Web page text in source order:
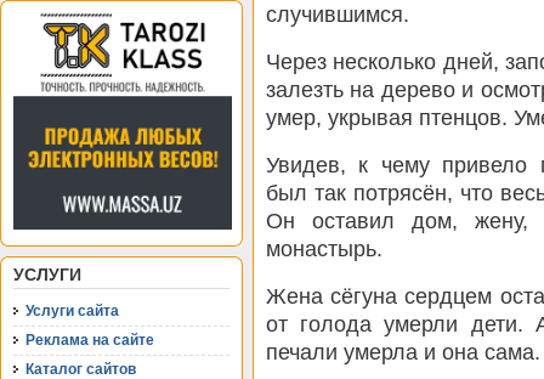
УСЛУГИ
Услуги сайта
Реклама на сайте
Каталог сайтов
случившимся.
Через несколько дней,
залезть на дерево и
умер, укрывая птенцов.
Увидев, к чему привело
был так потрясён, что
Он оставил дом, жену,
монастырь.
Жена сёгуна сердцем
от голода умерли дети.
печали умерла и она